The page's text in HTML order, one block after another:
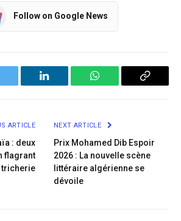
Follow on Google News
LinkedIn WhatsApp Copy
ARTICLE
: deux
flagrant
tricherie
NEXT ARTICLE
Prix Mohamed Dib Espoir
2026 : La nouvelle scène
littéraire algérienne se
dévoile